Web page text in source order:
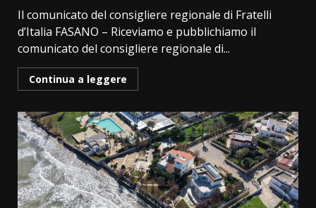
Il comunicato del consigliere regionale di Fratelli
d’Italia FASANO – Riceviamo e pubblichiamo il
comunicato del consigliere regionale di...
Continua a leggere